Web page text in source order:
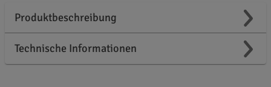
Produktbeschreibung
Technische Informationen